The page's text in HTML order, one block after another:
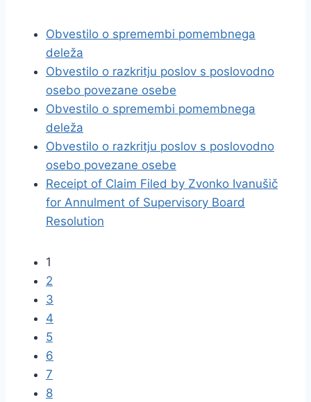
Obvestilo o spremembi pomembnega
deleža
Obvestilo o razkritju poslov s poslovodno
osebo povezane osebe
Obvestilo o spremembi pomembnega
deleža
Obvestilo o razkritju poslov s poslovodno
osebo povezane osebe
Receipt of Claim Filed by Zvonko Ivanušič
for Annulment of Supervisory Board
Resolution
1
2
3
4
5
6
7
8